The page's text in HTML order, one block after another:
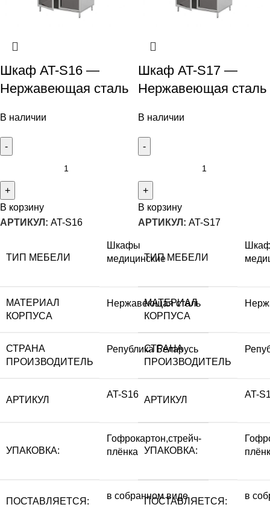
Шкаф AT-S16 —
Нержавеющая сталь
В наличии
В корзину
АРТИКУЛ: AT-S16
ТИП МЕБЕЛИ
Шкафы
медицинские
МАТЕРИАЛ
КОРПУСА
Нержавеющая сталь
СТРАНА
ПРОИЗВОДИТЕЛЬ
Република Беларусь
АРТИКУЛ
AT-S16
УПАКОВКА:
Гофрокартон,стрейч-
плёнка
ПОСТАВЛЯЕТСЯ:
в собранном виде
Шкаф AT-S17 —
Нержавеющая сталь
В наличии
В корзину
АРТИКУЛ: AT-S17
ТИП МЕБЕЛИ
МАТЕРИАЛ
КОРПУСА
СТРАНА
ПРОИЗВОДИТЕЛЬ
АРТИКУЛ
AT-
УПАКОВКА:
ПОСТАВЛЯЕТСЯ:
в